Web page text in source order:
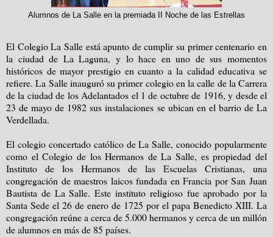
Alumnos de La Salle en la premiada II Noche de las Estrellas
El Colegio La Salle está apunto de cumplir su primer centenario en
la ciudad de La Laguna, y lo hace en uno de sus momentos
históricos de mayor prestigio en cuanto a la calidad educativa se
refiere. La Salle inauguró su primer colegio en la calle de la Carrera
de la ciudad de los Adelantados el 1 de octubre de 1916, y desde el
23 de mayo de 1982 sus instalaciones se ubican en el barrio de La
Verdellada.
El colegio concertado católico de La Salle, conocido popularmente
como el Colegio de los Hermanos de La Salle, es propiedad del
Instituto de los Hermanos de las Escuelas Cristianas, una
congregación de maestros laicos fundada en Francia por San Juan
Bautista de La Salle. Este instituto religioso fue aprobado por la
Santa Sede el 26 de enero de 1725 por el papa Benedicto XIII. La
congregación reúne a cerca de 5.000 hermanos y cerca de un millón
de alumnos en más de 85 países.